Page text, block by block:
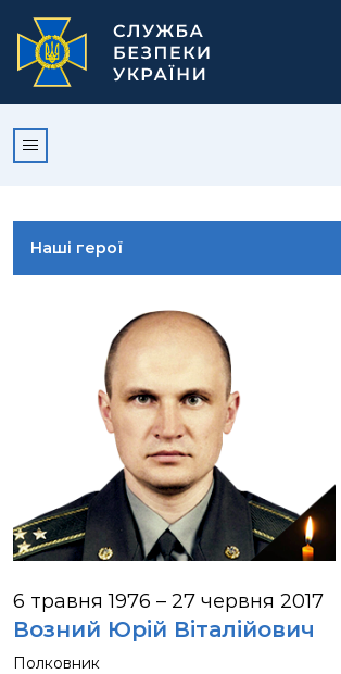
Наші герої
ВІЗІЯ, МІСІЯ, ЦІННОСТІ ТА ПРИНЦИПИ
СТРУКТУРА
ІСТОРІЯ СБУ
КАР’ЄРА
6 травня 1976 – 27 червня 2017
Возний Юрій Віталійович
Полковник